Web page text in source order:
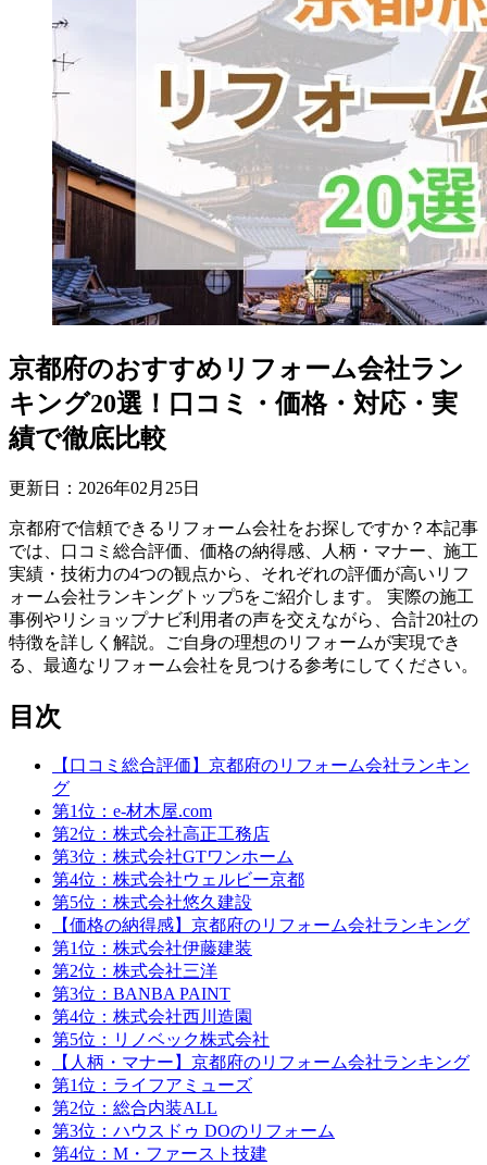
京都府のおすすめリフォーム会社ラン
キング20選！口コミ・価格・対応・実
績で徹底比較
更新日： 2026年02 月 25日
京都府で信頼できるリフォーム会社をお探しですか？本記事
では、口コミ総合評価、価格の納得感、人柄・マナー、施工
実績・技術力の4つの観点から、それぞれの評価が高いリフ
ォーム会社ランキングトップ5をご紹介します。 実際の施工
事例やリショップナビ利用者の声を交えながら、合計20社の
特徴を詳しく解説。ご自身の理想のリフォームが実現でき
る、最適なリフォーム会社を見つける参考にしてください。
目次
【口コミ総合評価】京都府のリフォーム会社ランキン
グ
第1位：e-材木屋.com
第2位：株式会社高正工務店
第3位：株式会社GTワンホーム
第4位：株式会社ウェルビー京都
第5位：株式会社悠久建設
【価格の納得感】京都府のリフォーム会社ランキング
第1位：株式会社伊藤建装
第2位：株式会社三洋
第3位：BANBA PAINT
第4位：株式会社西川造園
第5位：リノベック株式会社
【人柄・マナー】京都府のリフォーム会社ランキング
第1位：ライフアミューズ
第2位：総合内装ALL
第3位：ハウスドゥ DOのリフォーム
第4位：M・ファースト技建